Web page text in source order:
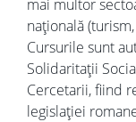
mai multor
națională
Cursurile sunt
Solidaritații
Cercetarii, fiind
legislației